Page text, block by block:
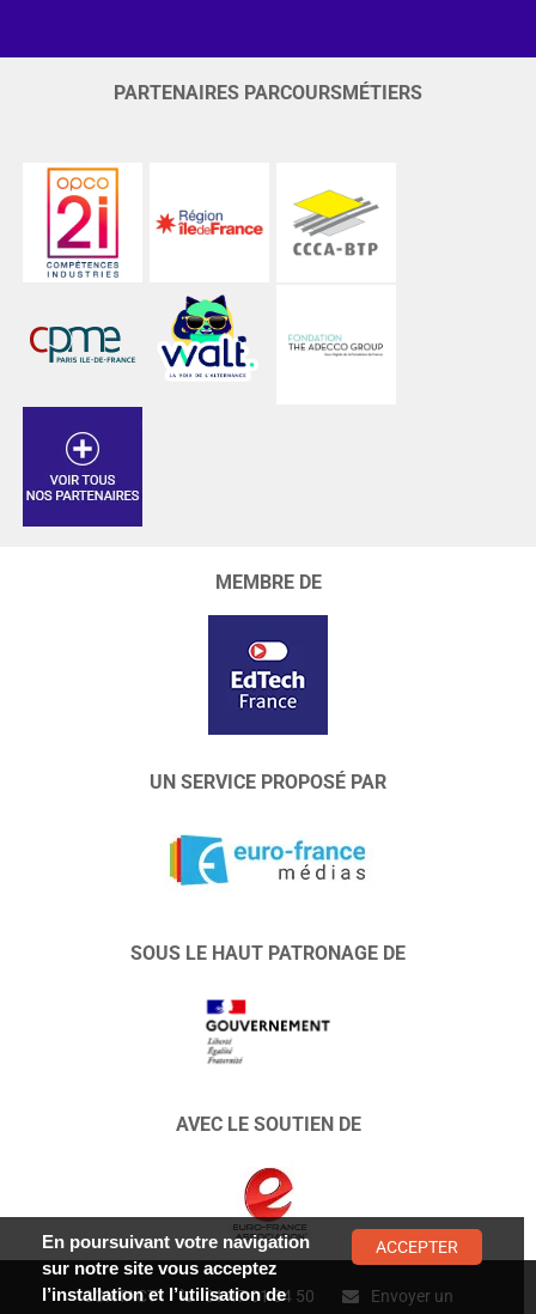
PARTENAIRES PARCOURSMÉTIERS
MEMBRE DE
UN SERVICE PROPOSÉ PAR
SOUS LE HAUT PATRONAGE DE
AVEC LE SOUTIEN DE
CONTACT : 01 47 01 34 50
Envoyer un
En poursuivant votre navigation
sur notre site vous acceptez
l’installation et l’utilisation de
ACCEPTER